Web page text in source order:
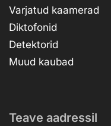
Varjatud kaamerad
Diktofonid
Detektorid
Muud kaubad
Teave aadressil